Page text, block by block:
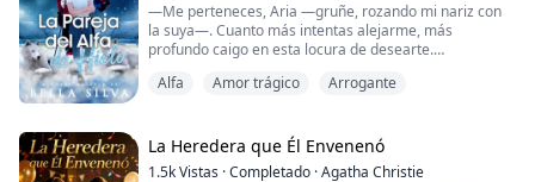
—Me perteneces, Aria —gruñe, rozando mi nariz con
la suya—. Cuanto más intentas alejarme, más
profundo caigo en esta locura de desearte.
—¡Si ni siquiera quieres una pareja! —le recuerdo,
Su aliento roza mis labios.
Alfa Amor trágico Arrogante
La Heredera que Él Envenenó
1.5kVistas ·Completado ·Agatha Christie